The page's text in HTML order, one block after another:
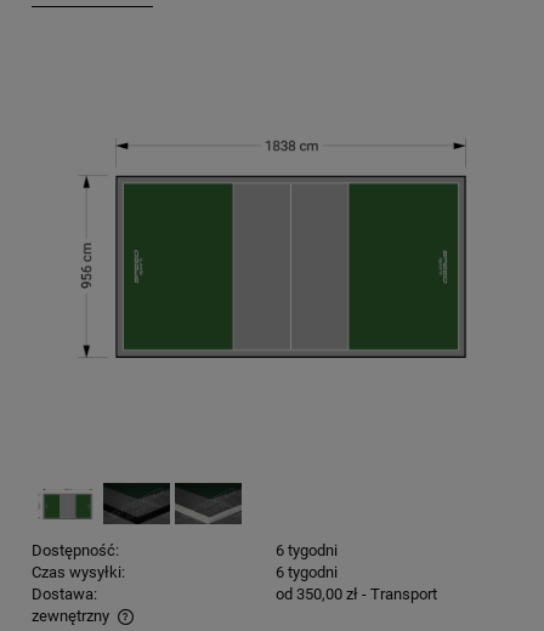
Dostępność:
6 tygodni
Czas wysyłki:
6 tygodni
Dostawa:
od 350,00 zł - Transport
zewnętrzny